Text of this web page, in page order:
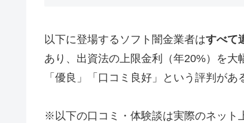
以下に登場するソフト闇金業者はすべて
あり、出資法の上限金利（年20%）を
「優良」「口コミ良好」という評判が
※以下の口コミ・体験談は実際のネット